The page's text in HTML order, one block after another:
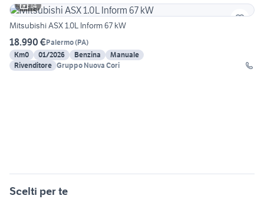
14
Mitsubishi ASX 1.0L Inform 67 kW
18.990 €Palermo(PA)
Km0
01/2026 Benzina
Manuale
Rivenditore Gruppo Nuova Cori
Scelti per te